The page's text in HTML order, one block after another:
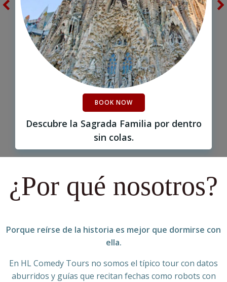
BOOK NOW
Descubre la Sagrada Familia por dentro
sin colas.
¿Por qué nosotros?
Porque reírse de la historia es mejor que dormirse con
ella.
En HL Comedy Tours no somos el típico tour con datos
aburridos y guías que recitan fechas como robots con